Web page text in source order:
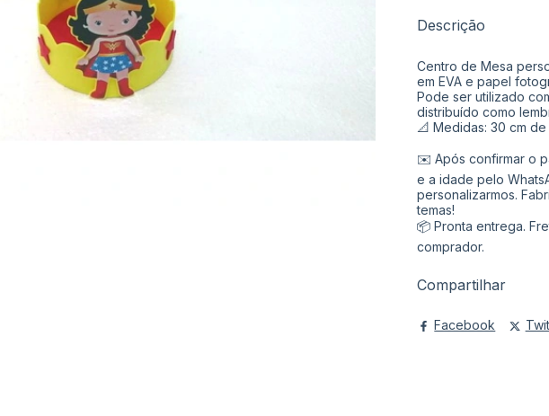
Descrição
Centro de Mesa
em EVA e papel
Pode ser utilizado
distribuído como
📐 Medidas: 30 cm
✉️ Após confirmar o
e a idade pelo
personalizarmos.
temas!
📦 Pronta entrega.
comprador.
Compartilhar
Facebook